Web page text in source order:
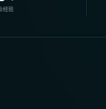
经验